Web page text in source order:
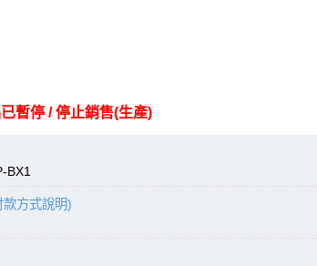
暫停 / 停止銷售(生產)
BX1
款方式說明)